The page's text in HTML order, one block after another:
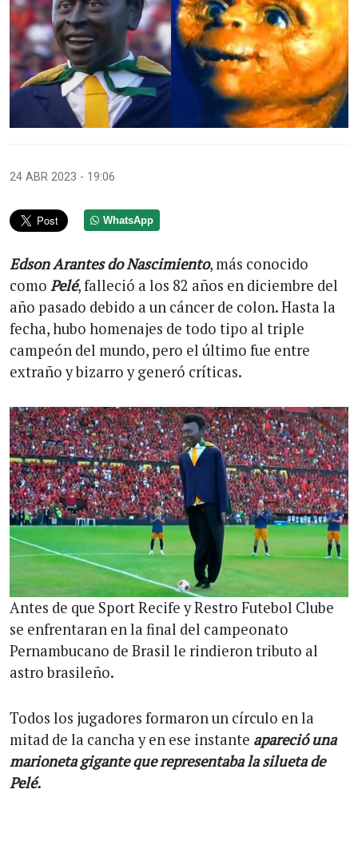
24 ABR 2023 - 19:06
WhatsApp
Edson Arantes do Nascimiento, más conocido
como Pelé, falleció a los 82 años en diciembre del
año pasado debido a un cáncer de colon. Hasta la
fecha, hubo homenajes de todo tipo al triple
campeón del mundo, pero el último fue entre
extraño y bizarro y generó críticas.
Antes de que Sport Recife y Restro Futebol Clube
se enfrentaran en la final del campeonato
Pernambucano de Brasil le rindieron tributo al
astro brasileño.
Todos los jugadores formaron un círculo en la
mitad de la cancha y en ese instante apareció una
marioneta gigante que representaba la silueta de
Pelé.